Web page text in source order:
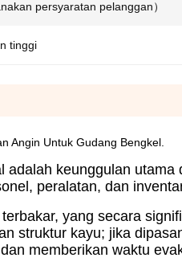
persyaratan pelanggan）
tinggi
Angin Untuk Gudang Bengkel.
adalah keunggulan
peralatan, dan
yang secara
struktur kayu; jika
memberikan waktu